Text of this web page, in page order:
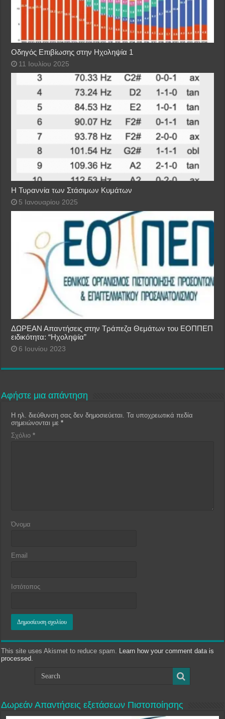
Οδηγός Επιβίωσης στην Ηχοληψία 1
11 Ιουλίου 2025
Η Τυραννία των Στάσιμων Κυμάτων
5 Ιανουαρίου 2025
ΔΩΡΕΑΝ Απαντήσεις στην Τράπεζα Θεμάτων του ΕΟΠΠΕΠ
ειδικότητα: “Ηχοληψία”
6 Ιουνίου 2023
Αφήστε μια απάντηση
Η ηλ. διεύθυνση σας δεν δημοσιεύεται.
Τα υποχρεωτικά πεδία
σημειώνονται με*
Σχόλιο*
Όνομα
Email
Ιστότοπος
This site uses Akismet to reduce spam. Learn how your comment data is
processed.
Δωρεάν Απαντήσεις εξετάσεων Πιστοποίησης